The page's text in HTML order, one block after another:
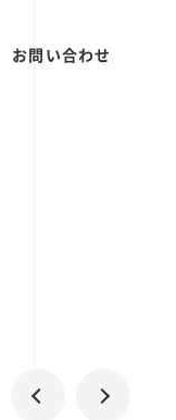
お問い合わせ